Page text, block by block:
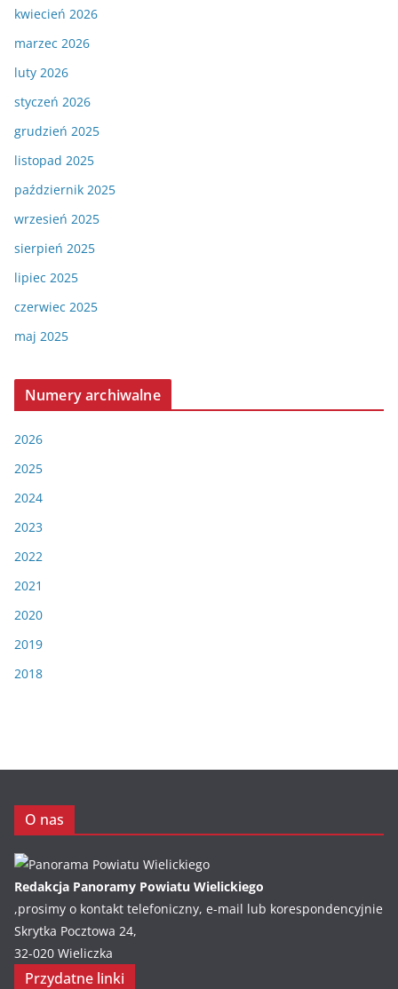
kwiecień 2026
marzec 2026
luty 2026
styczeń 2026
grudzień 2025
listopad 2025
październik 2025
wrzesień 2025
sierpień 2025
lipiec 2025
czerwiec 2025
maj 2025
Numery archiwalne
2026
2025
2024
2023
2022
2021
2020
2019
2018
O nas
Redakcja Panoramy Powiatu Wielickiego
,prosimy o kontakt telefoniczny, e-mail lub korespondencyjnie
Skrytka Pocztowa 24,
32-020 Wieliczka
Przydatne linki